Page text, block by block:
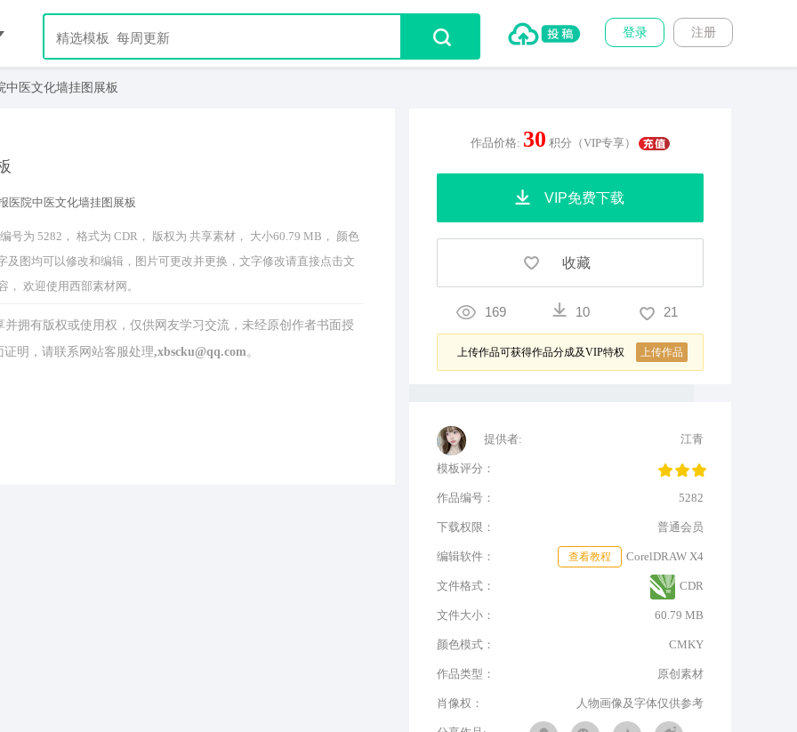
注册
登录
中医文化墙挂图展板
号为 5282， 格式为 CDR， 版权为 共享素材， 大小60.79 MB， 颜色
图均可以修改和编辑，图片可更改并更换，文字修改请直接点击文
欢迎使用西部素材网。
拥有版权或使用权，仅供网友学习交流，未经原创作者书面授
明，请联系网站客服处理,xbscku@qq.com。
作品价格: 30 积分（VIP专享）
VIP免费下载
收藏
169 10 21
上传作品可获得作品分成及VIP特权 上传作品
提供者: 江青
模板评分：
作品编号： 5282
下载权限： 普通会员
编辑软件： CorelDRAW X4
查看教程
文件格式： CDR
文件大小： 60.79 MB
颜色模式： CMKY
作品类型： 原创素材
肖像权： 人物画像及字体仅供参考